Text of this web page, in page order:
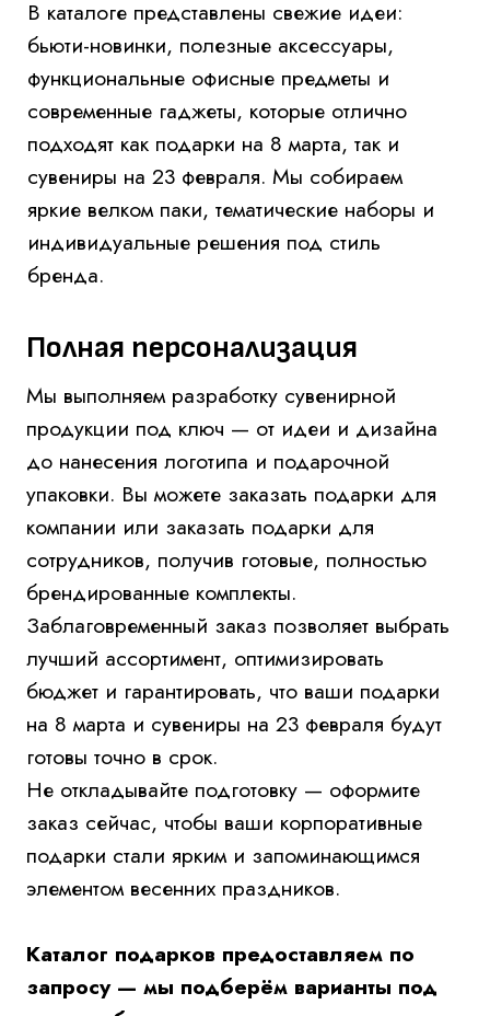
брендированные комплекты.
Заблаговременный заказ позволяет выбрать
лучший ассортимент, оптимизировать
бюджет и гарантировать, что ваши подарки
на 8 марта и сувениры на 23 февраля будут
готовы точно в срок.
Не откладывайте подготовку — оформите
заказ сейчас, чтобы ваши корпоративные
подарки стали ярким и запоминающимся
элементом весенних праздников.
Каталог подарков предоставляем по
запросу — мы подберём варианты под
Остались вопросы?
Напишите нам!
Если удобнее, напишите сюда
Ваш email
Ваше имя